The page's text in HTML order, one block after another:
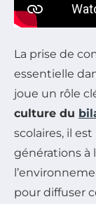
La prise de
essentielle
joue un rôle
culture du
scolaires, il
générations à
pour diffuser